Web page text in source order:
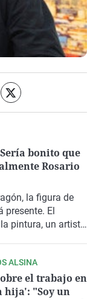
bonito que
Rosario
la figura de
presente. El
pintura, un artista
pero del que
a conocer. En
descubre, a
ALSINA
el trabajo en
hija': "Soy un